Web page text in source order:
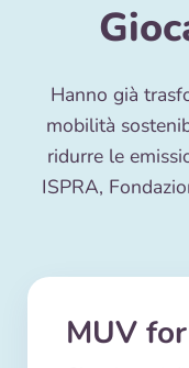
Hanno già
mobilità
ridurre le
ISPRA,
MUV